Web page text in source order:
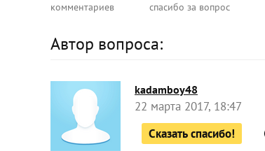
комментариев
спасибо за вопрос
Автор вопроса:
kadamboy48
22 марта 2017, 18:47
Сказать спасибо!